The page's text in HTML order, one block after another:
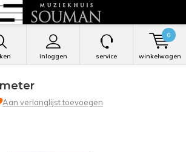
inloggen service winkelwagen
0
Aan verlanglijst toevoegen